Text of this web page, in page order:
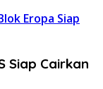
Eropa Siap
Siap Cairkan